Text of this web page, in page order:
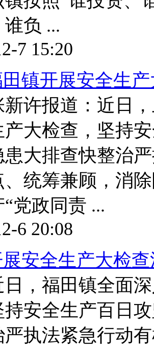
负 ...
7 15:20
田镇开展安全生
报道：近日，
产大检查，坚持
患大排查快整治
、统筹兼顾，
党政同责 ...
6 20:08
安全生产大检
福田镇全面深
持安全生产百日
严执法紧急行动